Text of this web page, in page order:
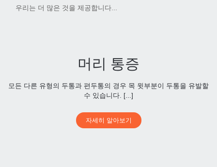
우리는 더 많은 것을 제공합니다...
머리 통증
모든 다른 유형의 두통과 편두통의 경우 목 윗부분이 두통을 유발할
수 있습니다. [...]
자세히 알아보기